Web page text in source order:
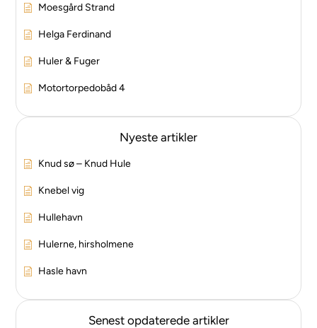
Moesgård Strand
Helga Ferdinand
Huler & Fuger
Motortorpedobåd 4
Nyeste artikler
Knud sø – Knud Hule
Knebel vig
Hullehavn
Hulerne, hirsholmene
Hasle havn
Senest opdaterede artikler